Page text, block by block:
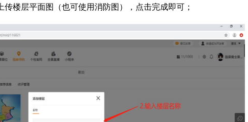
楼层平面图（也可使用消防图），点击完成即可；